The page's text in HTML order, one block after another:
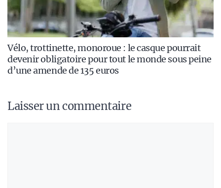
Vélo, trottinette, monoroue : le casque pourrait
devenir obligatoire pour tout le monde sous peine
d’une amende de 135 euros
Laisser un commentaire